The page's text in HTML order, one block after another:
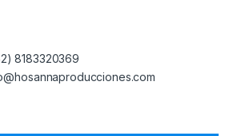
8183320369